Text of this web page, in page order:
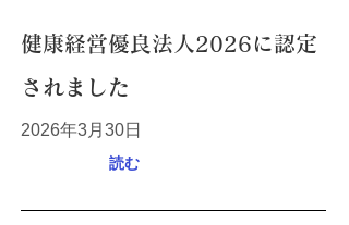
健康経営優良法人2026に認定
されました
2026年3月30日
読む